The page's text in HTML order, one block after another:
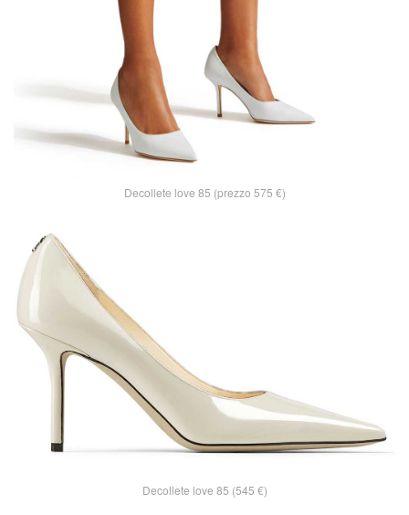
Decollete love 85 (prezzo 575 €)
Decollete love 85 (545 €)